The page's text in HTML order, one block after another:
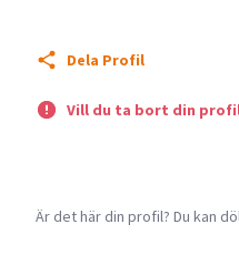
Dela Profil
Vill du ta bort din
Är det här din profil? Du kan